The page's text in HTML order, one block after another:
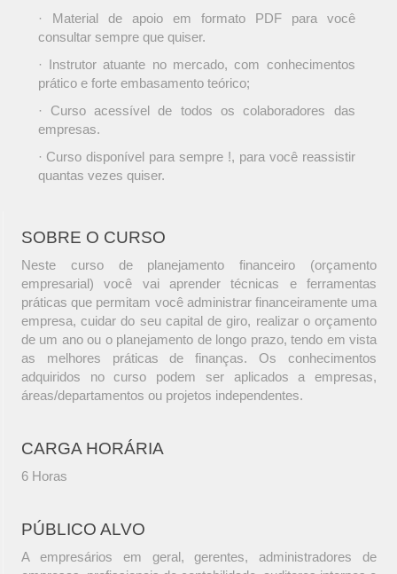
· Material de apoio em formato PDF para você
consultar sempre que quiser.
· Instrutor atuante no mercado, com conhecimentos
prático e forte embasamento teórico;
· Curso acessível de todos os colaboradores das
empresas.
· Curso disponível para sempre !, para você reassistir
quantas vezes quiser.
SOBRE O CURSO
Neste curso de planejamento financeiro (orçamento
empresarial) você vai aprender técnicas e ferramentas
práticas que permitam você administrar financeiramente uma
empresa, cuidar do seu capital de giro, realizar o orçamento
de um ano ou o planejamento de longo prazo, tendo em vista
as melhores práticas de finanças. Os conhecimentos
adquiridos no curso podem ser aplicados a empresas,
áreas/departamentos ou projetos independentes.
CARGA HORÁRIA
6 Horas
PÚBLICO ALVO
A empresários em geral, gerentes, administradores de